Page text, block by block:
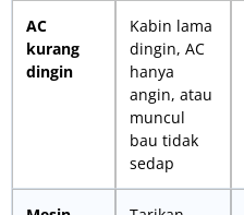
AC
kurang
dingin
Kabin lama
dingin, AC
hanya
angin, atau
muncul
bau tidak
sedap